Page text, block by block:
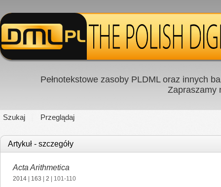
Pełnotekstowe zasoby PLDML oraz innych
Zapraszamy
Szukaj Przeglądaj
Artykuł - szczegóły
Acta Arithmetica
2014 163 2 | 101-110